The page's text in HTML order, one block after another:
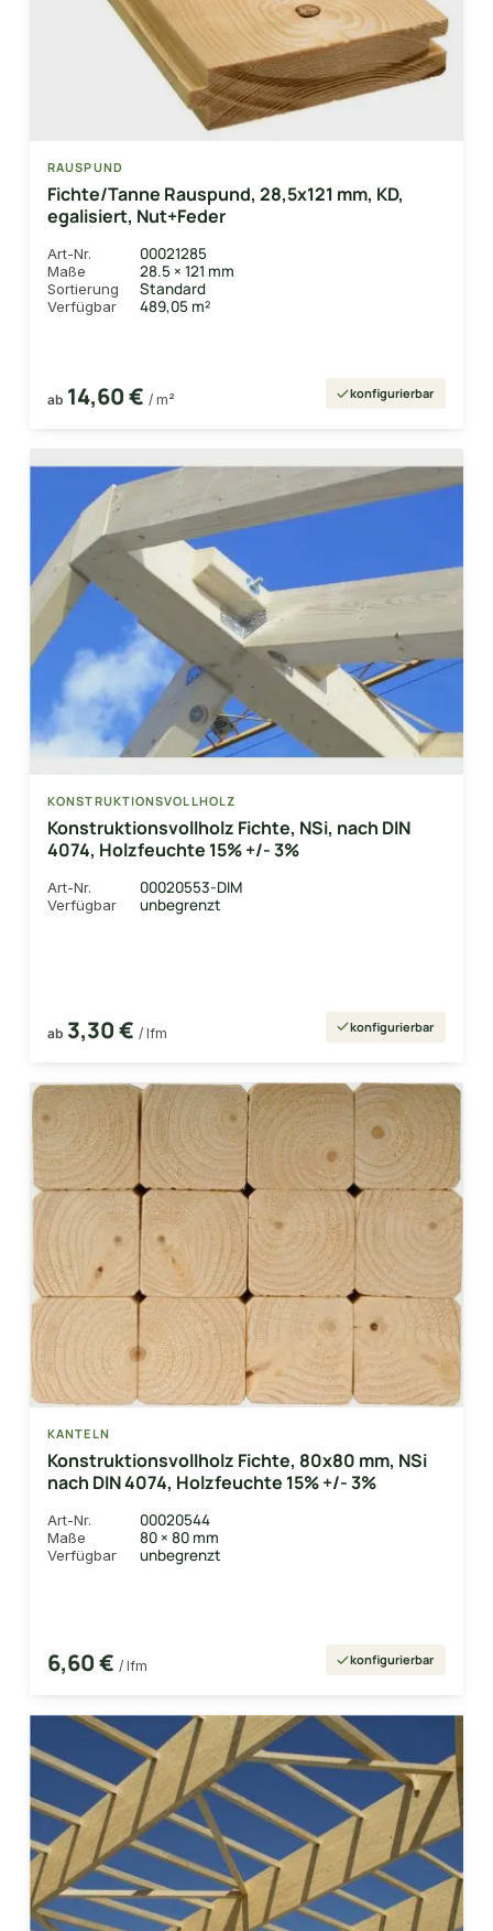
RAUSPUND
Fichte/Tanne Rauspund, 28,5x121 mm, KD,
egalisiert, Nut+Feder
Art-Nr. 00021285
Maße 28.5 × 121 mm
Sortierung Standard
Verfügbar 489,05 m²
ab 14,60 € / m² konfigurierbar
KONSTRUKTIONSVOLLHOLZ
Konstruktionsvollholz Fichte, NSi, nach DIN
4074, Holzfeuchte 15% +/- 3%
Art-Nr. 00020553-DIM
Verfügbar unbegrenzt
ab 3,30 € / lfm konfigurierbar
KANTELN
Konstruktionsvollholz Fichte, 80x80 mm, NSi
nach DIN 4074, Holzfeuchte 15% +/- 3%
Art-Nr. 00020544
Maße 80 × 80 mm
Verfügbar unbegrenzt
6,60 € / lfm konfigurierbar